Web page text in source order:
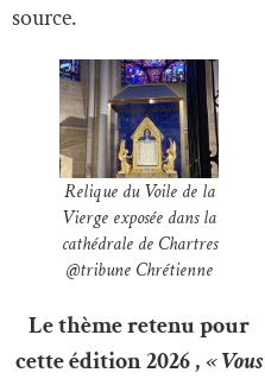
source.
Relique du Voile de la
Vierge exposée dans la
cathédrale de Chartres
@tribune Chrétienne
Le thème retenu pour
cette édition 2026 ,« Vous